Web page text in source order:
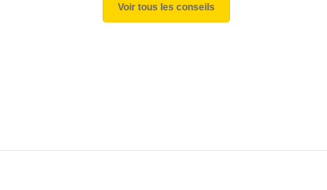
Voir tous les conseils